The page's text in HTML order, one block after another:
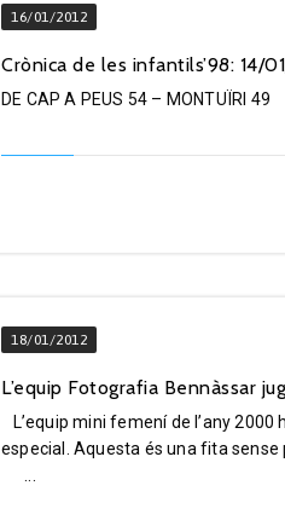
16/01/2012
Crònica de les infantils’98: 14/
DE CAP A PEUS 54 – MONTUÏRI
18/01/2012
L’equip Fotografia Bennàssar
L’equip mini femení de l’any
especial. Aquesta és una fita